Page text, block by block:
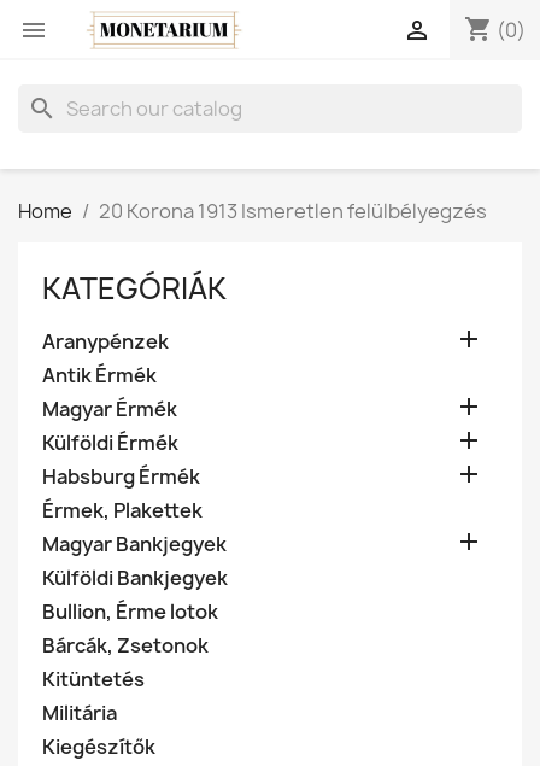
 shopping_cart (0)

search
Home 20 Korona 1913 Ismeretlen felülbélyegzés
KATEGÓRIÁK
Aranypénzek 
Antik Érmék
Magyar Érmék

Külföldi Érmék 
Habsburg Érmék 
Érmek, Plakettek
Magyar Bankjegyek

Külföldi Bankjegyek
Bullion, Érme lotok
Bárcák, Zsetonok
Kitüntetés
Militária
Kiegészítők